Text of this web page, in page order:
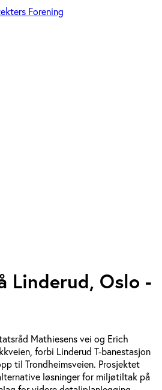
Linderud, Oslo -
Mathiesens vei og Erich
forbi Linderud T-banestasjon
til Trondheimsveien. Prosjektet
løsninger for miljøtiltak på